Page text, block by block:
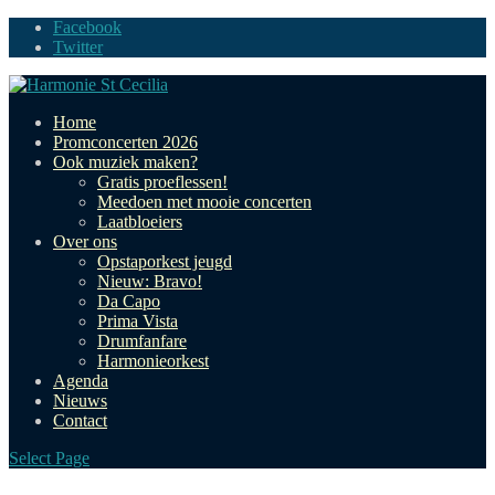
Facebook
Twitter
Home
Promconcerten 2026
Ook muziek maken?
Gratis proeflessen!
Meedoen met mooie concerten
Laatbloeiers
Over ons
Opstaporkest jeugd
Nieuw: Bravo!
Da Capo
Prima Vista
Drumfanfare
Harmonieorkest
Agenda
Nieuws
Contact
Select Page